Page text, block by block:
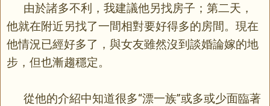
由於諸多不利，我建議他另找房子；第二天，
他就在附近另找了一間相對要好得多的房間。現在
他情況已經好多了，與女友雖然沒到談婚論嫁的地
步，但也漸趨穩定。
從他的介紹中知道很多“漂一族”或多或少面臨著